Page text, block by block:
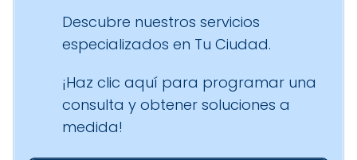
Descubre nuestros servicios
especializados en Tu Ciudad.
¡Haz clic aquí para programar una
consulta y obtener soluciones a
medida!